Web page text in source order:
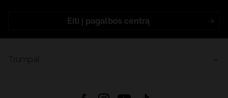
Eiti į pagalbos centrą